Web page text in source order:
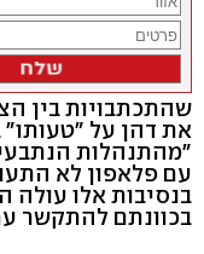
שהתכתבויות בין
את דהן על "טעותו"
"מהתנהלות
עם פלאפון לא
בנסיבות אלו עולה
בכוונתם להתקשר